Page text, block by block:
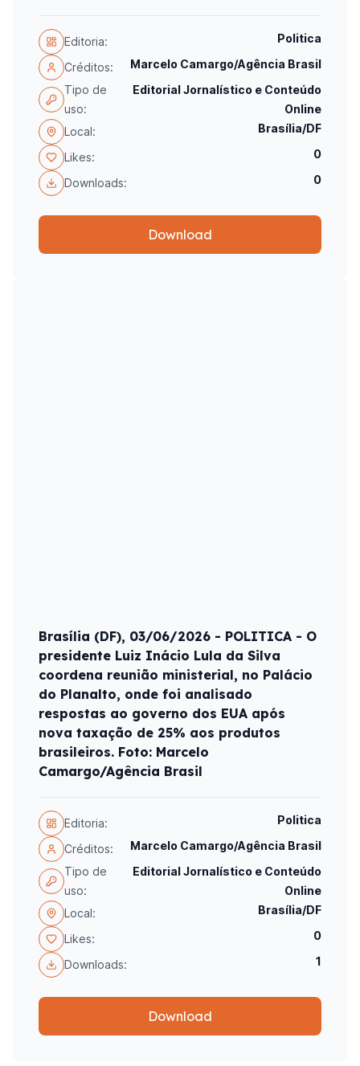
Editoria: Politica
Créditos:
Marcelo Camargo/Agência Brasil
Tipo de
uso:
Editorial Jornalístico e Conteúdo
Online
Local:
Brasília/DF
Likes: 0
Downloads: 0
Download
Brasília (DF), 03/06/2026 - POLITICA - O
presidente Luiz Inácio Lula da Silva
coordena reunião ministerial, no Palácio
do Planalto, onde foi analisado
respostas ao governo dos EUA após
nova taxação de 25% aos produtos
brasileiros. Foto: Marcelo
Camargo/Agência Brasil
Editoria: Politica
Créditos:
Marcelo Camargo/Agência Brasil
Tipo de
uso:
Editorial Jornalístico e Conteúdo
Online
Local:
Brasília/DF
Likes: 0
Downloads: 1
Download